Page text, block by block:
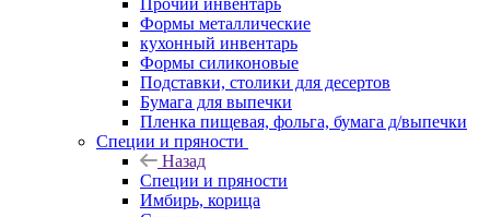
Прочий инвентарь
Формы металлические
кухонный инвентарь
Формы силиконовые
Подставки, столики для десертов
Бумага для выпечки
Пленка пищевая, фольга, бумага д/выпечки
Специи и пряности
Назад
Специи и пряности
Имбирь, корица